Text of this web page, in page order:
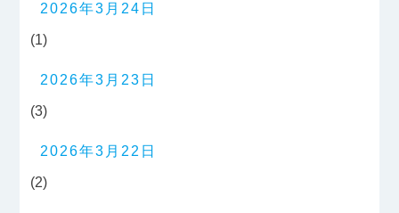
2026年3月24日
(1)
2026年3月23日
(3)
2026年3月22日
(2)